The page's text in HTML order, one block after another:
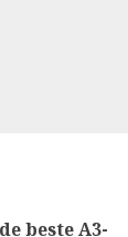
beste A3-